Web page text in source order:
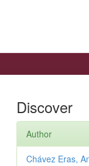
Discover
Author
Chávez Eras,